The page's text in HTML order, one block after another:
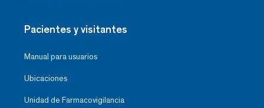
Pacientes y visitantes
Manual para usuarios
Ubicaciones
Unidad de Farmacovigilancia